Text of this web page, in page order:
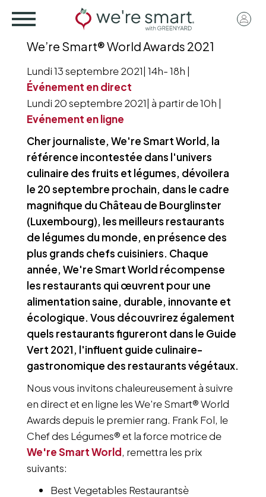
User
We’re Smart® World Awards 2021
Lundi 13 septembre 2021| 14h- 18h |
Événement en direct
​Lundi 20 septembre 2021| à partir de 10h |
Evénement en ligne
Cher journaliste, We're Smart World, la
référence incontestée dans l'univers
culinaire des fruits et légumes, dévoilera
le 20 septembre prochain, dans le cadre
magnifique du Château de Bourglinster
(Luxembourg), les meilleurs restaurants
de légumes du monde, en présence des
plus grands chefs cuisiniers. Chaque
année, We're Smart World récompense
les restaurants qui œuvrent pour une
alimentation saine, durable, innovante et
écologique. Vous découvrirez également
quels restaurants figureront dans le Guide
Vert 2021, l'influent guide culinaire-
gastronomique des restaurants végétaux.
Nous vous invitons chaleureusement à suivre
en direct et en ligne les We're Smart® World
Awards depuis le premier rang. Frank Fol, le
Chef des Légumes® et la force motrice de
We're Smart World, remettra les prix
suivants:
Best Vegetables Restaurantsè